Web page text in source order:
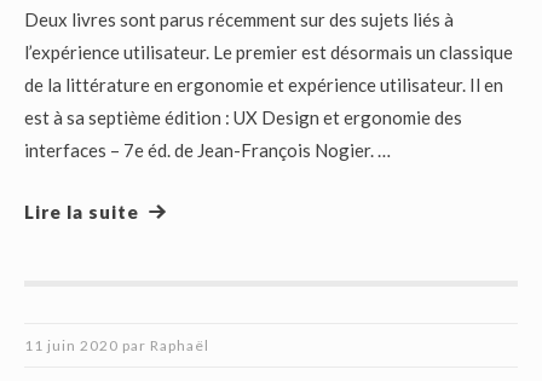
Deux livres sont parus récemment sur des sujets liés à
l’expérience utilisateur. Le premier est désormais un classique
de la littérature en ergonomie et expérience utilisateur. Il en
est à sa septième édition : UX Design et ergonomie des
interfaces – 7e éd. de Jean-François Nogier. …
Lire la suite
11 juin 2020 par Raphaël